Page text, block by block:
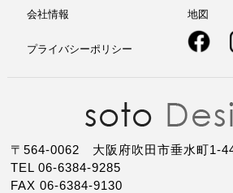
会社情報
地図
プライバシーポリシー
〒564-0062 大阪府吹田市垂水町1-
TEL 06-6384-9285
FAX 06-6384-9130